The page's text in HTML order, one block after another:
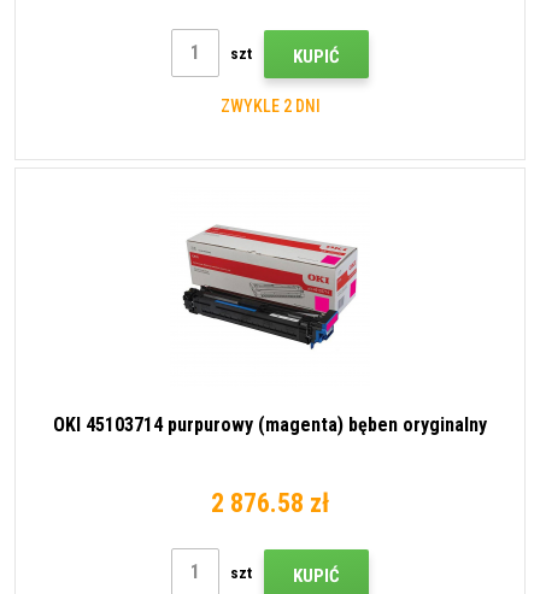
szt KUPIĆ
ZWYKLE 2 DNI
OKI 45103714 purpurowy (magenta) bęben oryginalny
2 876.58 zł
szt KUPIĆ